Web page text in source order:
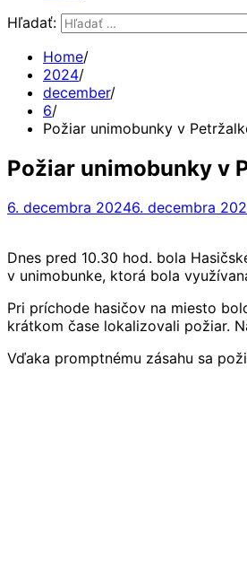
Hľadať:
Home
2024
december
6
Požiar unimobunky v
Požiar unimobunky v
6. decembra 20246. decembra
Dnes pred 10.30 hod. bola
v unimobunke, ktorá bola
Pri príchode hasičov na miesto
krátkom čase lokalizovali požiar.
Vďaka promptnému zásahu sa